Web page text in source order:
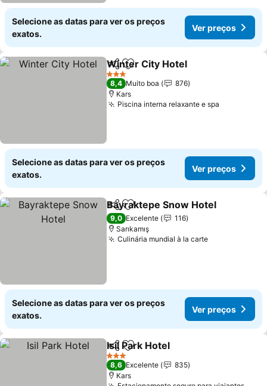
Selecione as datas para ver os preços
exatos.
Ver preços
PartilharAdicionar aos favoritos
Winter City Hotel
3 Estrelas
8,4 Muito boa
876
Kars
Piscina interna relaxante e spa
Selecione as datas para ver os preços
exatos.
Ver preços
PartilharAdicionar aos favoritos
Bayraktepe Snow Hotel
9,0 Excelente
116
Sarıkamış
Culinária mundial à la carte
Selecione as datas para ver os preços
exatos.
Ver preços
PartilharAdicionar aos favoritos
Isil Park Hotel
3 Estrelas
8,6 Excelente
835
Kars